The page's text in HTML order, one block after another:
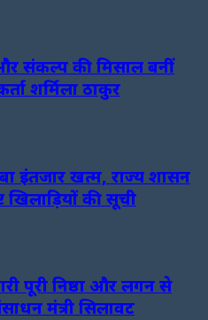
संकल्प की मिसाल बनीं
शर्मिला ठाकुर
इंतजार खत्म, राज्य शासन
खिलाड़ियों की सूची
पूरी निष्ठा और लगन से
मंत्री सिलावट